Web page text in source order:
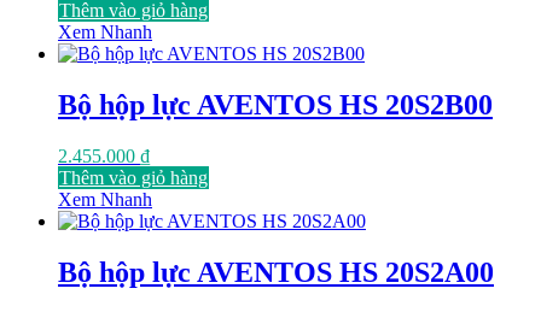
Thêm vào giỏ hàng
Xem Nhanh
Bộ hộp lực AVENTOS HS 20S2B00
2.455.000 ₫
Thêm vào giỏ hàng
Xem Nhanh
Bộ hộp lực AVENTOS HS 20S2A00